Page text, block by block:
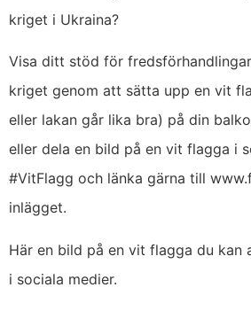
kriget i Ukraina?
Visa ditt stöd för
kriget genom att sätta upp en vit
eller lakan går lika bra) på din
eller dela en bild på en vit flagga i
#VitFlagg och länka gärna till
inlägget.
Här en bild på en vit flagga du kan
i sociala medier.